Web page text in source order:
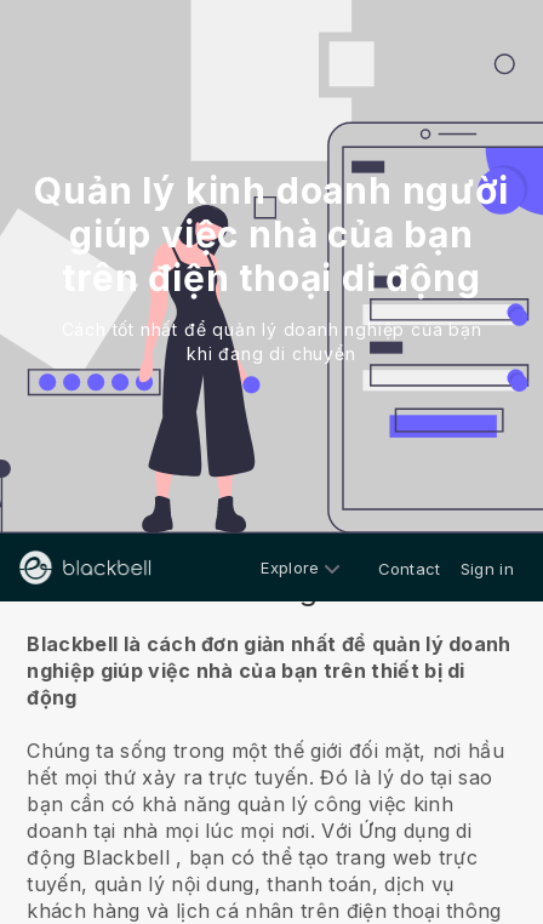
Quản lý kinh doanh người
giúp việc nhà của bạn
trên điện thoại di động
Cách tốt nhất để quản lý doanh nghiệp của bạn
khi đang di chuyển
Explore Contact Sign in
Blackbell là cách đơn giản nhất để quản lý doanh
nghiệp giúp việc nhà của bạn trên thiết bị di
động
Chúng ta sống trong một thế giới đối mặt, nơi hầu
hết mọi thứ xảy ra trực tuyến.Đó là lý do tại sao
bạn cần có khả năng quản lý công việc kinh
doanh tại nhà mọi lúc mọi nơi. Với Ứng dụng di
động Blackbell , bạn có thể tạo trang web trực
tuyến, quản lý nội dung, thanh toán, dịch vụ
khách hàng và lịch cá nhân trên điện thoại thông